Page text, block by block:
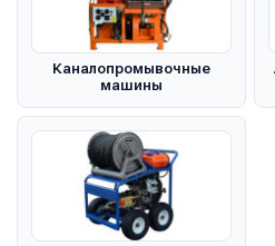
Каналопромывочные
машины